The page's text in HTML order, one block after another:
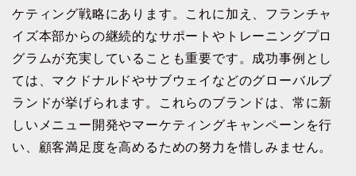
ケティング戦略にあります。これに加え、フランチャ
イズ本部からの継続的なサポートやトレーニングプロ
グラムが充実していることも重要です。成功事例とし
ては、マクドナルドやサブウェイなどのグローバルブ
ランドが挙げられます。これらのブランドは、常に新
しいメニュー開発やマーケティングキャンペーンを行
い、顧客満足度を高めるための努力を惜しみません。